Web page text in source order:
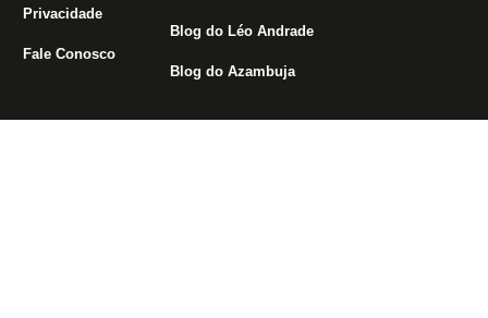
Privacidade
Fale Conosco
Blog do Léo Andrade
Blog do Azambuja